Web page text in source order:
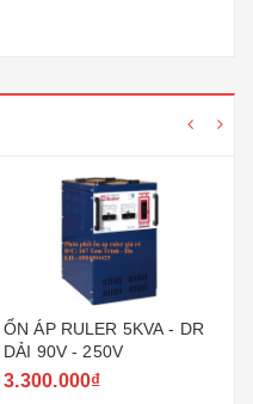
ỔN ÁP RULER 5KVA - DR
DẢI 90V - 250V
3.300.000₫